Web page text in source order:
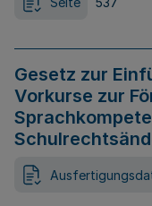
Gesetz zur
Vorkurse zur